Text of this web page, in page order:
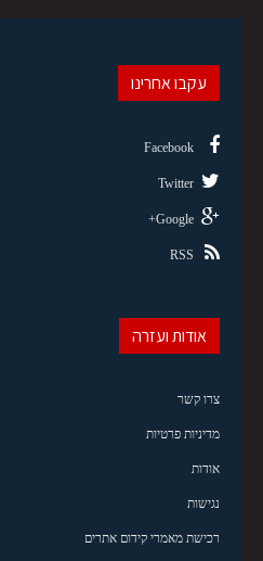
עקבו אחרינו
Facebook
Twitter
Google+
RSS
אודות ועזרה
צרו קשר
מדיניות פרטיות
אודות
נגישות
רכישת מאמרי קידום אתרים